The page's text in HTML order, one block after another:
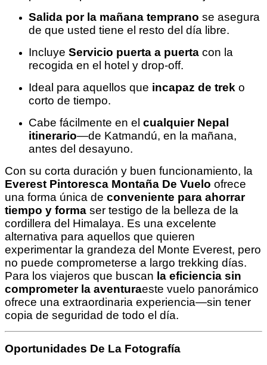
Salida por la mañana temprano se asegura
de que usted tiene el resto del día libre.
Incluye Servicio puerta a puerta con la
recogida en el hotel y drop-off.
Ideal para aquellos que incapaz de trek o
corto de tiempo.
Cabe fácilmente en el cualquier Nepal
itinerario—de Katmandú, en la mañana,
antes del desayuno.
Con su corta duración y buen funcionamiento, la
Everest Pintoresca Montaña De Vuelo ofrece
una forma única de conveniente para ahorrar
tiempo y forma ser testigo de la belleza de la
cordillera del Himalaya. Es una excelente
alternativa para aquellos que quieren
experimentar la grandeza del Monte Everest, pero
no puede comprometerse a largo trekking días.
Para los viajeros que buscan la eficiencia sin
comprometer la aventuraeste vuelo panorámico
ofrece una extraordinaria experiencia—sin tener
copia de seguridad de todo el día.
Oportunidades De La Fotografía